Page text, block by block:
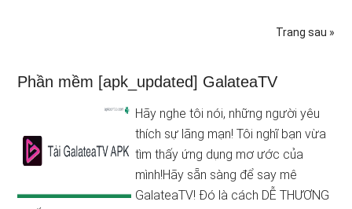
Trang sau »
Phần mềm [apk_updated] GalateaTV
Hãy nghe tôi nói, những người yêu
thích sự lãng mạn! Tôi nghĩ bạn vừa
tìm thấy ứng dụng mơ ước của
mình!Hãy sẵn sàng để say mê
GalateaTV! Đó là cách DỄ THƯƠNG